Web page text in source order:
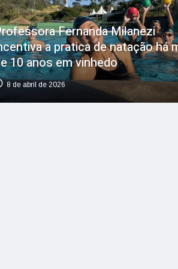
Fernanda Milanezi
a pratica de natação há
10 anos em vinhedo
8 de abril de 2026